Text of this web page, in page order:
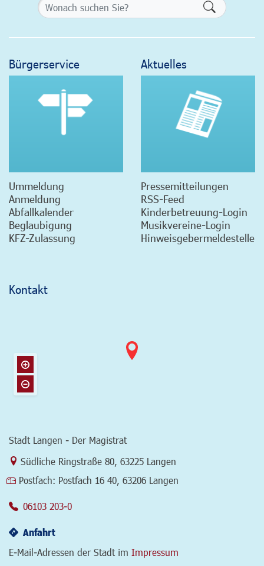
Bürgerservice
Ummeldung
Anmeldung
Abfallkalender
Beglaubigung
KFZ-Zulassung
Aktuelles
Pressemitteilungen
RSS-Feed
Kinderbetreuung-Login
Musikvereine-Login
Hinweisgebermeldestelle
Kontakt
Stadt Langen - Der Magistrat
Link zur Google-Maps Navigation
Südliche Ringstraße 80 63225 Langen
Postfach: Postfach 16 40, 63206 Langen
06103 203-0
Anfahrt
E-Mail-Adressen der Stadt im Impressum